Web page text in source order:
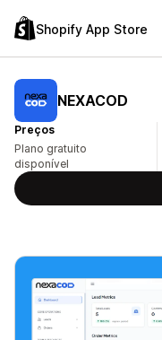
Shopify App Store
NEXACOD
Preços
Plano gratuito
disponível